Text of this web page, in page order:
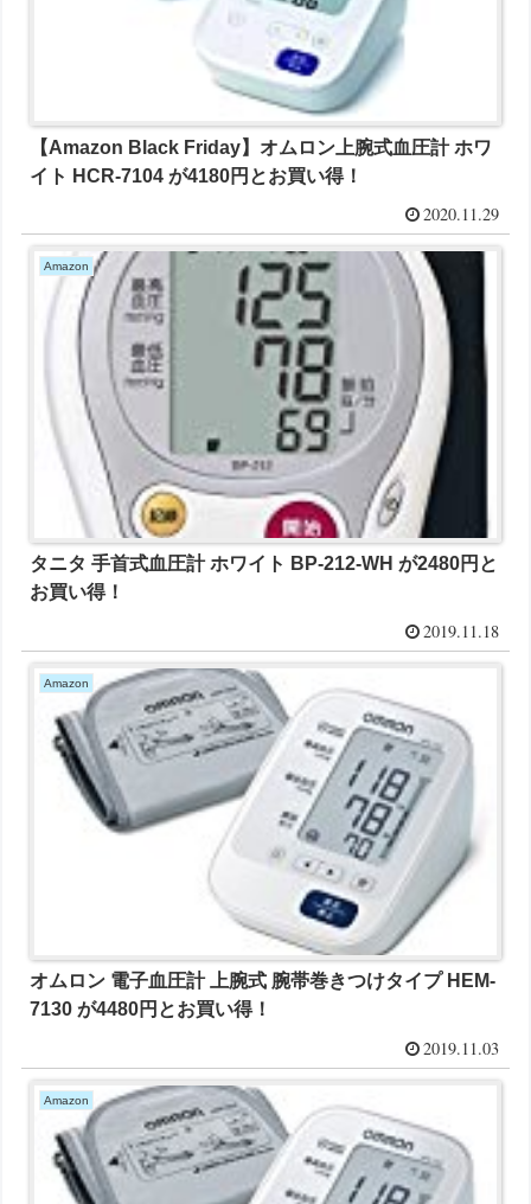
【Amazon Black Friday】オムロン上腕式血圧計 ホワ
イト HCR-7104 が4180円とお買い得！
2020.11.29
Amazon
タニタ 手首式血圧計 ホワイト BP-212-WH が2480円と
お買い得！
2019.11.18
Amazon
オムロン 電子血圧計 上腕式 腕帯巻きつけタイプ HEM-
7130 が4480円とお買い得！
2019.11.03
Amazon